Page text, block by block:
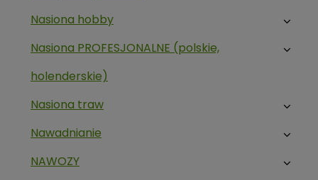
Nasiona hobby
Nasiona PROFESJONALNE (polskie,
holenderskie)
Nasiona traw
Nawadnianie
NAWOZY